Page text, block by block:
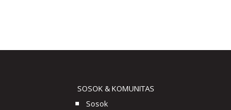
SOSOK & KOMUNITAS
Sosok